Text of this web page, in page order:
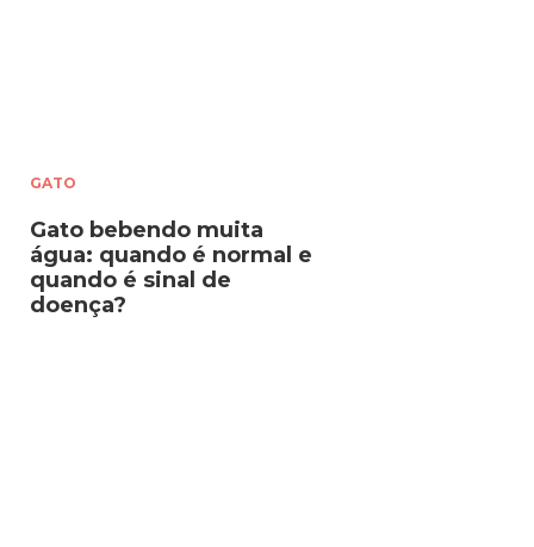
GATO
Gato bebendo muita
água: quando é normal e
quando é sinal de
doença?